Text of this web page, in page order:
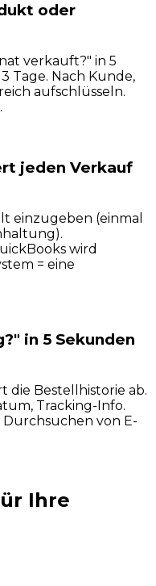
oder
verkauft?" in 5
Tage. Nach Kunde,
aufschlüsseln.
jeden Verkauf
einzugeben (einmal
wird
= eine
in 5 Sekunden
die Bestellhistorie ab.
Tracking-Info.
Durchsuchen von E-
Ihre